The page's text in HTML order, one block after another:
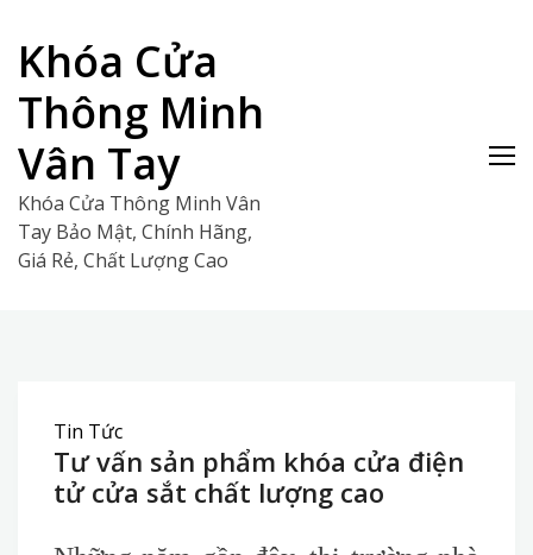
content
Khóa Cửa
Thông Minh
Vân Tay
Khóa Cửa Thông Minh Vân
Tay Bảo Mật, Chính Hãng,
Giá Rẻ, Chất Lượng Cao
Tin Tức
Tư vấn sản phẩm khóa cửa điện
tử cửa sắt chất lượng cao